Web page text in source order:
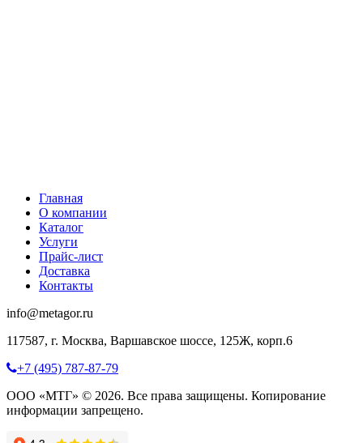
Главная
О компании
Каталог
Услуги
Прайс-лист
Доставка
Контакты
info@metagor.ru
117587, г. Москва, Варшавское шоссе, 125Ж, корп.6
+7 (495) 787-87-79
ООО «МТГ» © 2026. Все права защищены. Копирование
информации запрещено.